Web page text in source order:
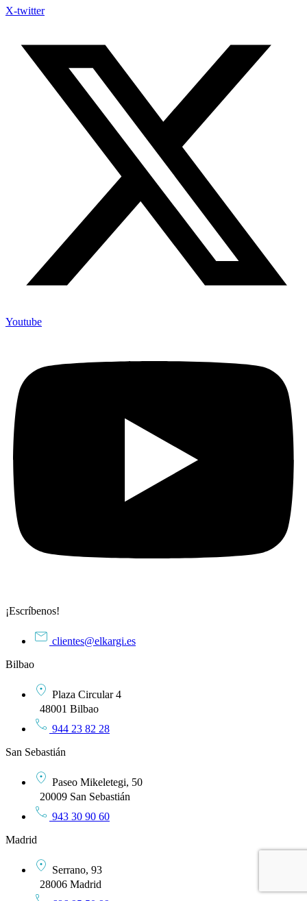
X-twitter
Youtube
¡Escríbenos!
clientes@elkargi.es
Bilbao
Plaza Circular 4
48001 Bilbao
944 23 82 28
San Sebastián
Paseo Mikeletegi, 50
20009 San Sebastián
943 30 90 60
Madrid
Serrano, 93
28006 Madrid